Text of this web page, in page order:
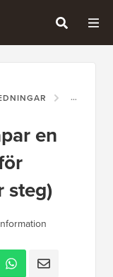
HUR
en
steg)